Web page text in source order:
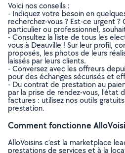
Voici nos conseils :
- Indiquez votre besoin en
recherchez-vous ? Est-ce urgent
particulier ou professionnel,
- Consultez la liste de tous les
vous à Deauville ! Sur leur profil,
proposés, les photos de leurs
laissés par leurs clients.
- Conversez avec les offreurs
pour des échanges sécurisés et
- Du contrat de prestation au
par la prise de rendez-vous, l’état
factures : utilisez nos outils
prestation.
Comment fonctionne
AlloVoisins c’est la marketplace
prestations de services et à la